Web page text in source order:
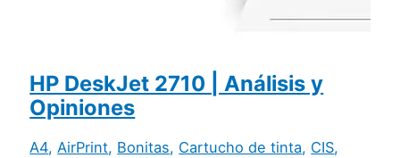
HP DeskJet 2710 | Análisis y
Opiniones
A4,AirPrint, Bonitas, Cartucho de tinta, CIS,